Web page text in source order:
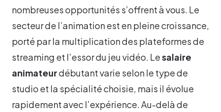
nombreuses opportunités s’offrent à vous. Le
secteur de l’animation est en pleine croissance,
porté par la multiplication des plateformes de
streaming et l’essor du jeu vidéo. Lesalaire
animateurdébutant varie selon le type de
studio et la spécialité choisie, mais il évolue
rapidement avec l’expérience. Au-delà de